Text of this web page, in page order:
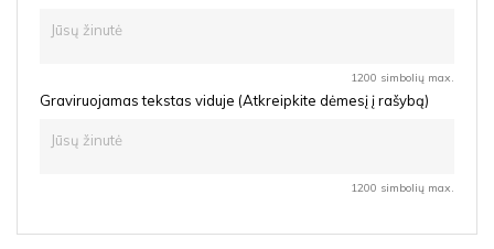
1200 simbolių max.
Graviruojamas tekstas viduje (Atkreipkite dėmesį į rašybą)
1200 simbolių max.